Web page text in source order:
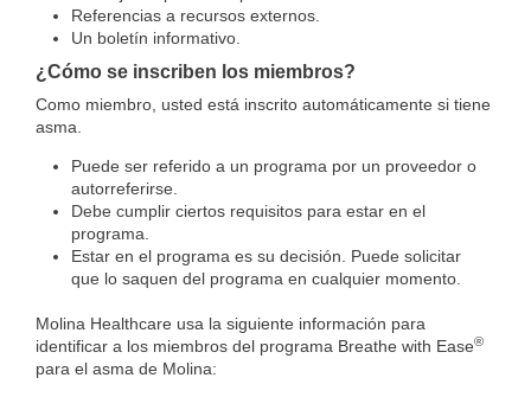
Referencias a recursos externos.
Un boletín informativo.
¿Cómo se inscriben los miembros?
Como miembro, usted está inscrito automáticamente si tiene
asma.
Puede ser referido a un programa por un proveedor o
autorreferirse.
Debe cumplir ciertos requisitos para estar en el
programa.
Estar en el programa es su decisión. Puede solicitar
que lo saquen del programa en cualquier momento.
Molina Healthcare usa la siguiente información para
identificar a los miembros del programa Breathe with Ease®
para el asma de Molina: